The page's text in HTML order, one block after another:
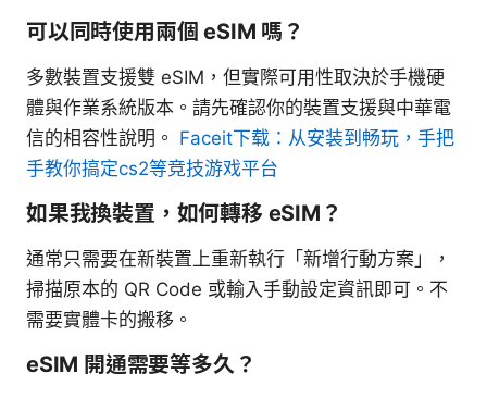
可以同時使用兩個 eSIM 嗎？
多數裝置支援雙 eSIM，但實際可用性取決於手機硬
體與作業系統版本。請先確認你的裝置支援與中華電
信的相容性說明。 Faceit下载：从安装到畅玩，手把
手教你搞定cs2等竞技游戏平台
如果我換裝置，如何轉移 eSIM？
通常只需要在新裝置上重新執行「新增行動方案」，
掃描原本的 QR Code 或輸入手動設定資訊即可。不
需要實體卡的搬移。
eSIM 開通需要等多久？